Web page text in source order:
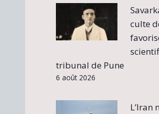
culte
tribunal de Pune
6 août 2026
L’Iran